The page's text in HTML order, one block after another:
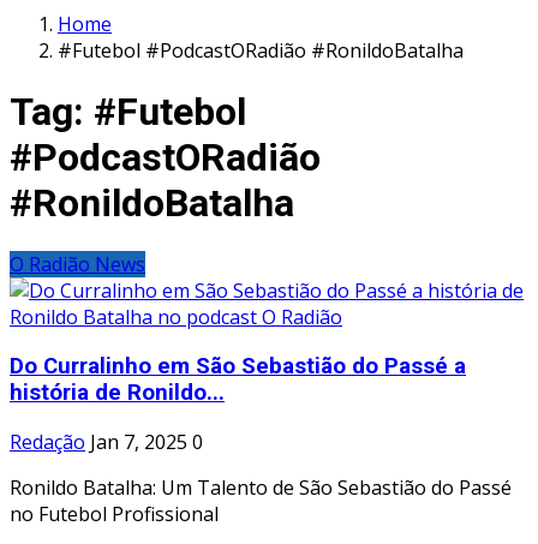
Home
#Futebol #PodcastORadião #RonildoBatalha
Tag: #Futebol
#PodcastORadião
#RonildoBatalha
O Radião News
Do Curralinho em São Sebastião do Passé a
história de Ronildo...
Redação Jan 7, 2025 0
Ronildo Batalha: Um Talento de São Sebastião do Passé
no Futebol Profissional